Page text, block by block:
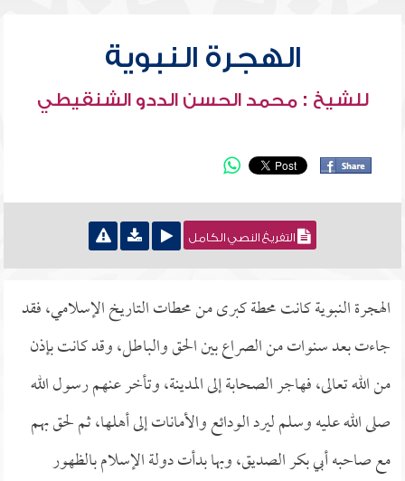
الهجرة النبوية
للشيخ : محمد الحسن الددو الشنقيطي
التفريغ النصي الكامل
الهجرة النبوية كانت محطة كبرى من محطات التاريخ الإسلامي، فقد
جاءت بعد سنوات من الصراع بين الحق والباطل، وقد كانت بإذن
من الله تعالى، فهاجر الصحابة إلى المدينة، وتأخر عنهم رسول الله
صلى الله عليه وسلم ليرد الودائع والأمانات إلى أهلها، ثم لحق بهم
مع صاحبه أبي بكر الصديق، وبها بدأت دولة الإسلام بالظهور